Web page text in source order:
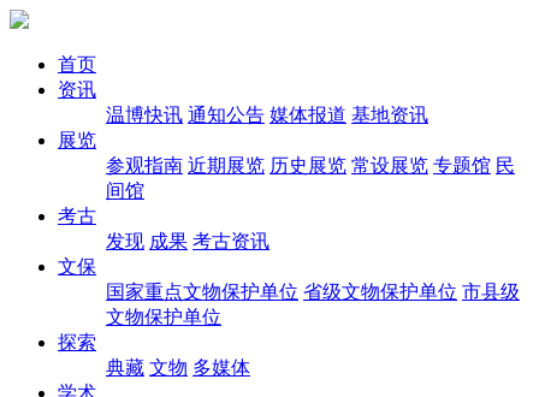
首页
资讯
温博快讯 通知公告 媒体报道 基地资讯
展览
参观指南 近期展览 历史展览 常设展览 专题馆 民
间馆
考古
发现 成果 考古资讯
文保
国家重点文物保护单位 省级文物保护单位 市县级
文物保护单位
探索
典藏 文物 多媒体
学术